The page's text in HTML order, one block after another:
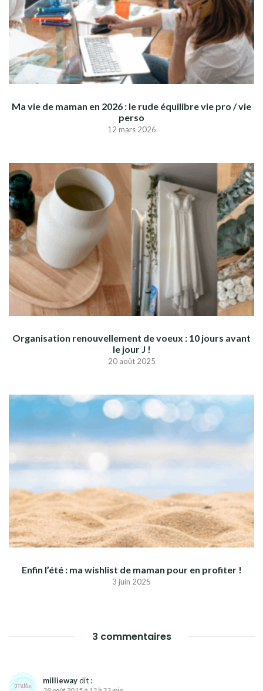
Ma vie de maman en 2026 : le rude équilibre vie pro / vie
perso
12 mars 2026
Organisation renouvellement de voeux : 10 jours avant
le jour J !
20 août 2025
Enfin l’été : ma wishlist de maman pour en profiter !
3 juin 2025
3 commentaires
milliewaydit :